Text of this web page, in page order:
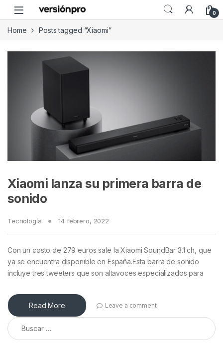
Skip to navigation
Skip to content
0
Home Posts tagged “Xiaomi”
Xiaomi lanza su primera barra de
sonido
Tecnología 14 febrero, 2022
Con un costo de 279 euros sale la Xiaomi SoundBar 3.1 ch, que
ya se encuentra disponible en España.Esta barra de sonido
incluye tres tweeters que son altavoces especializados para
Read More Leave a comment
Buscar: